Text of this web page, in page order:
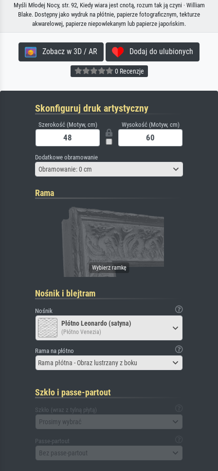
Myśli Młodej Nocy, str. 92, Kiedy wiara jest cnotą, rozum tak ją czyni · William
Blake. Dostępny jako wydruk na płótnie, papierze fotograficznym, tekturze
akwarelowej, papierze niepowlekanym lub papierze japońskim.
Zobacz w 3D / AR Dodaj do ulubionych
0 Recenzje
Skonfiguruj druk artystyczny
Szerokość (Motyw, cm) Wysokość (Motyw, cm)
Dodatkowe obramowanie
Obramowanie: 0 cm
Rama
Nośnik i blejtram
Nośnik
Płótno Leonardo (satyna)
(Płótno Venezia)
Rama na płótno
Rama płótna - Obraz lustrzany z boku
Szkło i passe-partout
Szkło (wraz z tylną płytą)
Prosimy wybrać
Passe-partout
Bez passe-partout